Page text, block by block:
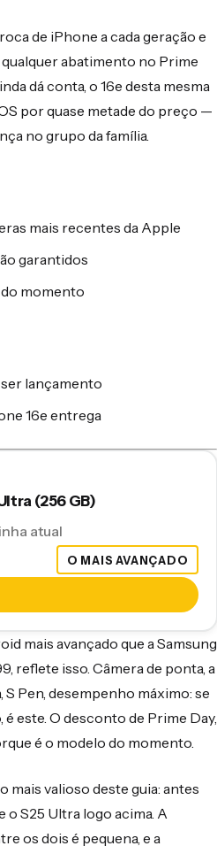
de iPhone a cada geração e
abatimento no Prime
dá conta, o 16e desta mesma
por quase metade do preço —
no grupo da família.
mais recentes da Apple
garantidos
momento
lançamento
16e entrega
(256 GB)
atual
O MAIS AVANÇADO
mais avançado que a Samsung
reflete isso. Câmera de ponta, a
Pen, desempenho máximo: se
este. O desconto de Prime Day,
é o modelo do momento.
mais valioso deste guia: antes
S25 Ultra logo acima. A
os dois é pequena, e a